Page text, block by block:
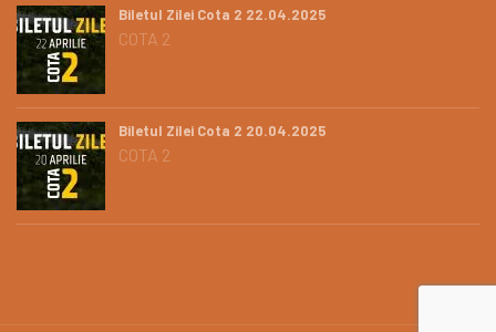
Biletul Zilei Cota 2 22.04.2025
COTA 2
Biletul Zilei Cota 2 20.04.2025
COTA 2